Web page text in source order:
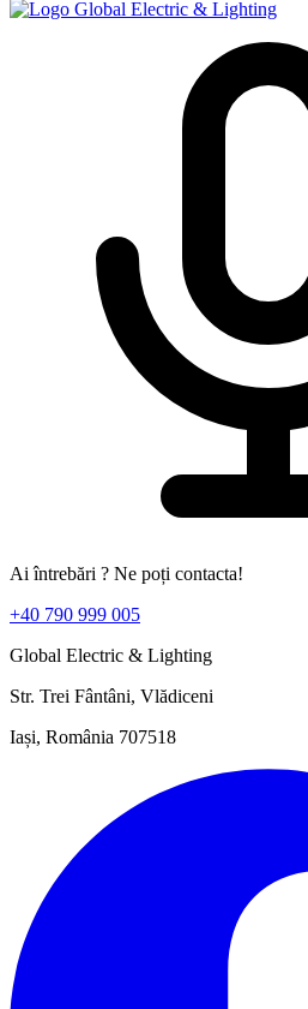
Ai întrebări ? Ne poți contacta!
+40 790 999 005
Global Electric & Lighting
Str. Trei Fântâni, Vlădiceni
Iași, România 707518